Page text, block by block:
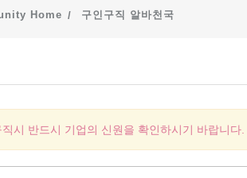
Home 구인구직 알바천국
시 반드시 기업의 신원을 확인하시기 바랍니다.